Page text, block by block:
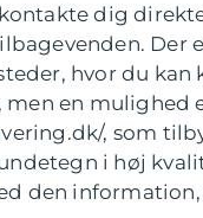
dig
Der
hvor du kan
men en mulighed
, som
i høj
den information,